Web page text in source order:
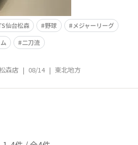
仙台松森 野球
メジャーリーグ
二刀流
森店 | 08/14 | 東北地方